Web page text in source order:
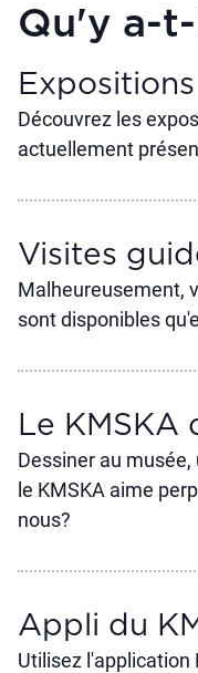
Qu'y a-
Expositions
Découvrez les
actuellement
Visites
Malheureusement,
sont disponibles
Le KMSKA
Dessiner au
le KMSKA aime
nous?
Appli du
Utilisez l'application